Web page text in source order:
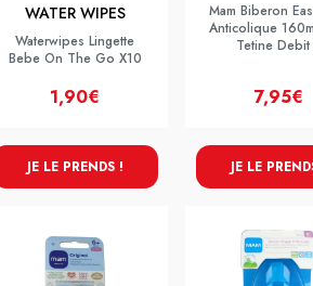
WATER WIPES
Waterwipes Lingette
Bebe On The Go X10
1,90€
JE LE PRENDS !
Mam Biberon
Anticolique
Tetine Debit
7,95€
JE LE